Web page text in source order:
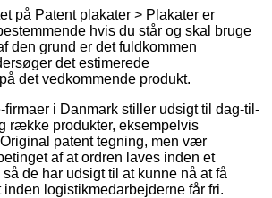
på Patent plakater > Plakater er
hvis du står og skal bruge
den grund er det fuldkommen
det estimerede
det vedkommende produkt.
firmaer i Danmark stiller udsigt til dag-til-
række produkter, eksempelvis
patent tegning, men vær
af at ordren laves inden et
de har udsigt til at kunne nå at få
logistikmedarbejderne får fri.